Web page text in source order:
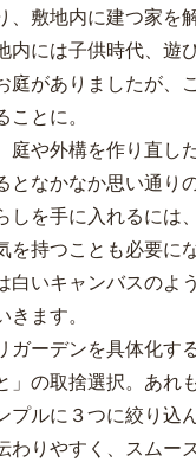
、敷地内に建つ家を
内には子供時代、遊
庭がありましたが、
とに。
や外構を作り直し
となかなか思い通り
しを手に入れるには
を持つことも必要に
白いキャンバスのよ
ます。
ガーデンを具体化す
」の取捨選択。あれ
プルに３つに絞り込
わりやすく、スムー